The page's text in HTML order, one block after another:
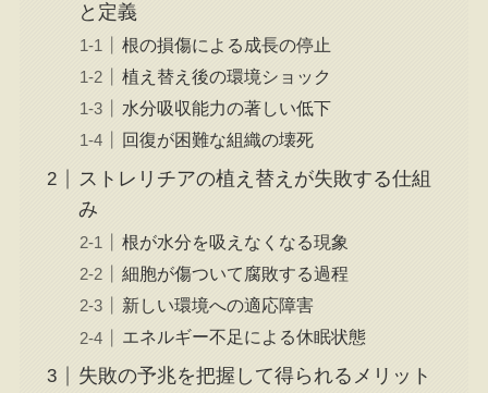
と定義
根の損傷による成長の停止
植え替え後の環境ショック
水分吸収能力の著しい低下
回復が困難な組織の壊死
ストレリチアの植え替えが失敗する仕組
み
根が水分を吸えなくなる現象
細胞が傷ついて腐敗する過程
新しい環境への適応障害
エネルギー不足による休眠状態
失敗の予兆を把握して得られるメリット